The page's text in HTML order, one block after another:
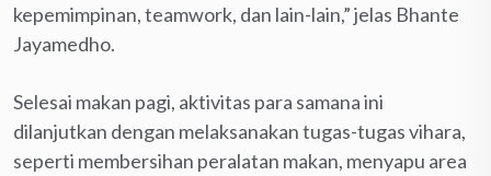
kepemimpinan, teamwork, dan lain-lain,” jelas Bhante
Jayamedho.
Selesai makan pagi, aktivitas para samana ini
dilanjutkan dengan melaksanakan tugas-tugas vihara,
seperti membersihan peralatan makan, menyapu area